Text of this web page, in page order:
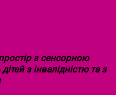
з сенсорною
з інвалідністю та з